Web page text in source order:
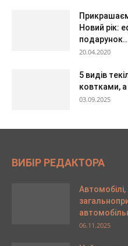
Новий рік:
20.04.2020
5 видів
ковтками, а
03.09.2025
ВИБІР РЕДАКТОРА
Автомобілі,
06.11.2025